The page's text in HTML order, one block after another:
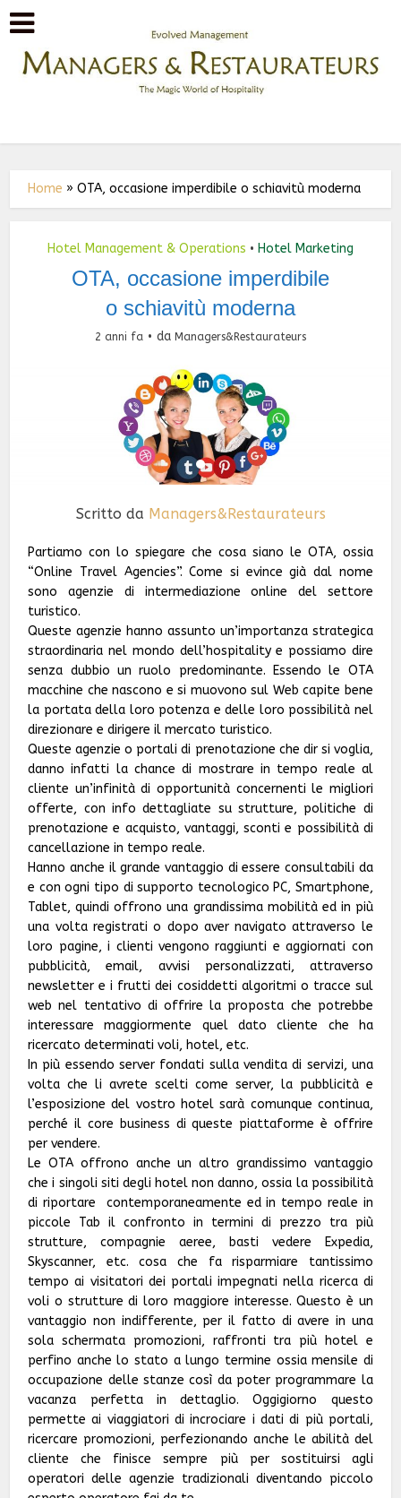
Home »OTA, occasione imperdibile o schiavitù moderna
Hotel Management & Operations • Hotel Marketing
OTA, occasione imperdibile
o schiavitù moderna
2 anni fa da Managers&Restaurateurs
Scritto da Managers&Restaurateurs
Partiamo con lo spiegare che cosa siano le OTA, ossia
“Online Travel Agencies”. Come si evince già dal nome
sono agenzie di intermediazione online del settore
turistico.
Queste agenzie hanno assunto un’importanza strategica
straordinaria nel mondo dell’hospitality e possiamo dire
senza dubbio un ruolo predominante. Essendo le OTA
macchine che nascono e si muovono sul Web capite bene
la portata della loro potenza e delle loro possibilità nel
direzionare e dirigere il mercato turistico.
Queste agenzie o portali di prenotazione che dir si voglia,
danno infatti la chance di mostrare in tempo reale al
cliente un’infinità di opportunità concernenti le migliori
offerte, con info dettagliate su strutture, politiche di
prenotazione e acquisto, vantaggi, sconti e possibilità di
cancellazione in tempo reale.
Hanno anche il grande vantaggio di essere consultabili da
e con ogni tipo di supporto tecnologico PC, Smartphone,
Tablet, quindi offrono una grandissima mobilità ed in più
una volta registrati o dopo aver navigato attraverso le
loro pagine, i clienti vengono raggiunti e aggiornati con
pubblicità, email, avvisi personalizzati, attraverso
newsletter e i frutti dei cosiddetti algoritmi o tracce sul
web nel tentativo di offrire la proposta che potrebbe
interessare maggiormente quel dato cliente che ha
ricercato determinati voli, hotel, etc.
In più essendo server fondati sulla vendita di servizi, una
volta che li avrete scelti come server, la pubblicità e
l’esposizione del vostro hotel sarà comunque continua,
perché il core business di queste piattaforme è offrire
per vendere.
Le OTA offrono anche un altro grandissimo vantaggio
che i singoli siti degli hotel non danno, ossia la possibilità
di riportare contemporaneamente ed in tempo reale in
piccole Tab il confronto in termini di prezzo tra più
strutture, compagnie aeree, basti vedere Expedia,
Skyscanner, etc. cosa che fa risparmiare tantissimo
tempo ai visitatori dei portali impegnati nella ricerca di
voli o strutture di loro maggiore interesse. Questo è un
vantaggio non indifferente, per il fatto di avere in una
sola schermata promozioni, raffronti tra più hotel e
perfino anche lo stato a lungo termine ossia mensile di
occupazione delle stanze così da poter programmare la
vacanza perfetta in dettaglio. Oggigiorno questo
permette ai viaggiatori di incrociare i dati di più portali,
ricercare promozioni, perfezionando anche le abilità del
cliente che finisce sempre più per sostituirsi agli
operatori delle agenzie tradizionali diventando piccolo